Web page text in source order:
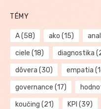
TÉMY
A(58) ako (15)
ciele (18) diagnostika
dôvera (30) empatia
governance (17)
koučing (21) KPI (39)